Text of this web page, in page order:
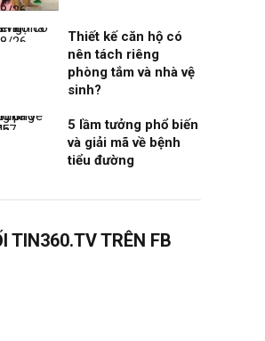
Thiết kế căn hộ có
nên tách riêng
phòng tắm và nhà vệ
sinh?
5 lầm tưởng phổ biến
và giải mã về bệnh
tiểu đường
TIN360.TV TRÊN FB